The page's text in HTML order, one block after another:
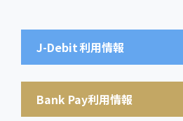
J-Debit利用情報
Bank Pay利用情報